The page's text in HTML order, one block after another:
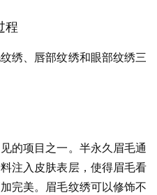
程
绣、唇部纹绣和眼部纹绣三
的项目之一。半永久眉毛通
注入皮肤表层，使得眉毛看
完美。眉毛纹绣可以修饰不